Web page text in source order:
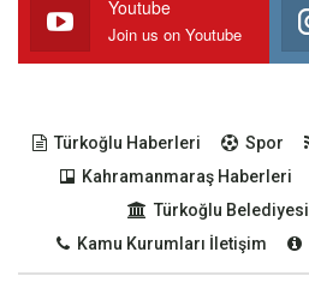
Youtube
Join us on Youtube
Türkoğlu Haberleri Spor
Kahramanmaraş Haberleri
Türkoğlu Belediyesi
Kamu Kurumları İletişim